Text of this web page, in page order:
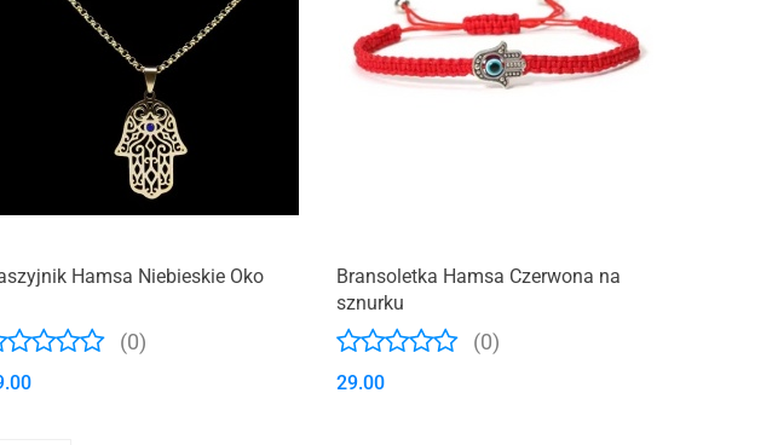
Hamsa Niebieskie Oko
(0)
Bransoletka Hamsa Czerwona na
sznurku
(0)
29.00